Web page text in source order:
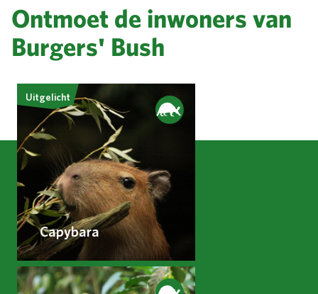
Ontmoet de inwoners van
Burgers' Bush
Uitgelicht
Capybara